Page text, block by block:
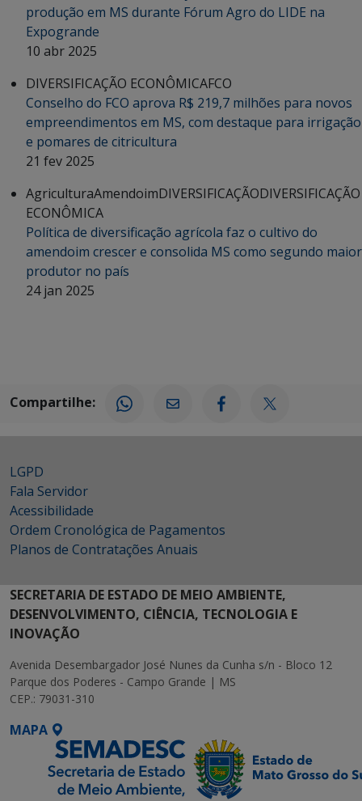
produção em MS durante Fórum Agro do LIDE na
Expogrande
10 abr 2025
DIVERSIFICAÇÃO ECONÔMICAFCO
Conselho do FCO aprova R$ 219,7 milhões para novos
empreendimentos em MS, com destaque para irrigação
e pomares de citricultura
21 fev 2025
AgriculturaAmendoimDIVERSIFICAÇÃODIVERSIFICAÇÃO
ECONÔMICA
Política de diversificação agrícola faz o cultivo do
amendoim crescer e consolida MS como segundo maior
produtor no país
24 jan 2025
Compartilhe:
LGPD
Fala Servidor
Acessibilidade
Ordem Cronológica de Pagamentos
Planos de Contratações Anuais
SECRETARIA DE ESTADO DE MEIO AMBIENTE,
DESENVOLVIMENTO, CIÊNCIA, TECNOLOGIA E
INOVAÇÃO
Avenida Desembargador José Nunes da Cunha s/n - Bloco 12
Parque dos Poderes - Campo Grande | MS
CEP.: 79031-310
MAPA